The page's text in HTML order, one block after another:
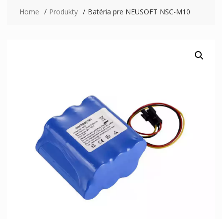
Home Produkty Batéria pre NEUSOFT NSC-M10